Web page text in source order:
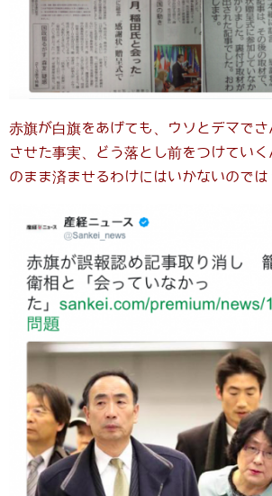
赤旗が白旗をあげても、ウソとデマで
させた事実、どう落とし前をつけてい
のまま済ませるわけにはいかないのでは